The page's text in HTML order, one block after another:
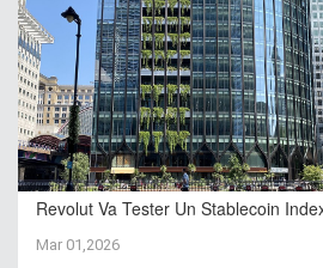
Revolut Va Tester Un Stablecoin
Mar 01,2026